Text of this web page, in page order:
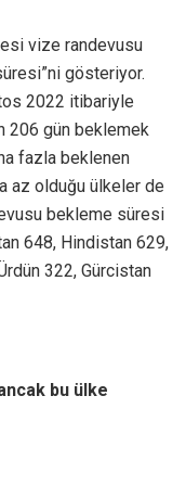
vize randevusu
gösteriyor.
2022 itibariyle
206 gün beklemek
fazla beklenen
az olduğu ülkeler de
bekleme süresi
648, Hindistan 629,
322, Gürcistan
bu ülke